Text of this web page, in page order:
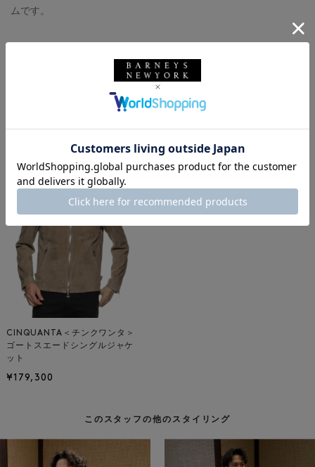
ムです。
CINQUANTA
着用しているアイテム
CINQUANTA＜チンクワンタ＞
ゴートスエードシングルジャケ
ット
¥179,300
このスタッフの他のスタイリング